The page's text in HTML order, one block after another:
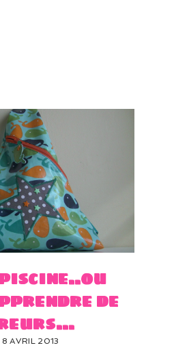
de
8 AVRIL 2013